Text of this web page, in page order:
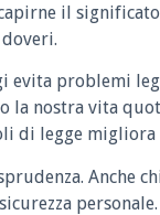
il
evita problemi
la nostra vita
di legge migliora
Anche